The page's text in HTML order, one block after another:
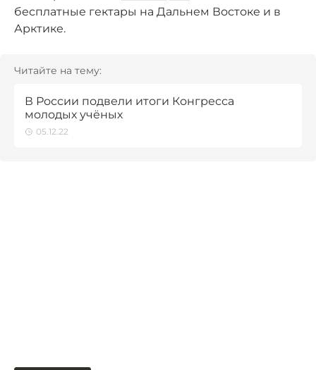
бесплатные гектары на Дальнем Востоке и в
Арктике.
Читайте на тему:
В России подвели итоги Конгресса
молодых учёных
05.12.22